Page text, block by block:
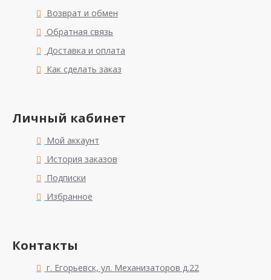
Возврат и обмен
Обратная связь
Доставка и оплата
Как сделать заказ
Личный кабинет
Мой аккаунт
История заказов
Подписки
Избранное
Контакты
г. Егорьевск, ул. Механизаторов д.22